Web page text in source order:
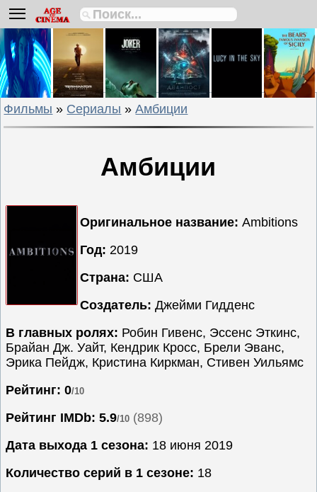
Биографии
Боевики
Вестерны
Военные
Детективы
Драмы
Мюзиклы
Приключения
Русские
Семейные
Сериалы
Ужасы
Фантастика
Фильмы » Сериалы »Амбиции
Амбиции
Оригинальное название: Ambitions
Год: 2019
Страна: США
Создатель: Джейми Гидденс
В главных ролях: Робин Гивенс, Эссенс Эткинс,
Брайан Дж. Уайт, Кендрик Кросс, Брели Эванс,
Эрика Пейдж, Кристина Киркман, Стивен Уильямс
Рейтинг: 0/10
Рейтинг IMDb: 5.9/10 (898)
Дата выхода 1 сезона: 18 июня 2019
Количество серий в 1 сезоне: 18